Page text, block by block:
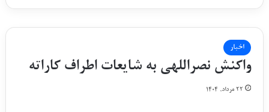
اخبار
واکنش نصراللهی به شایعات اطراف کاراته
۲۲ مرداد, ۱۴۰۴